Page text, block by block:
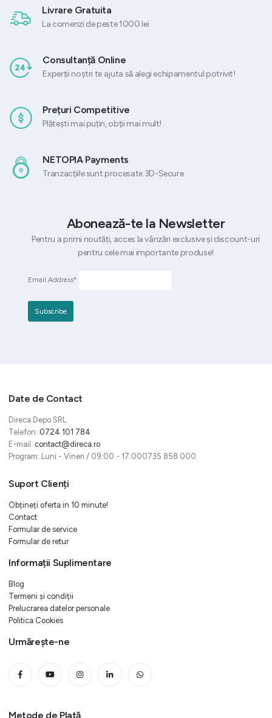
Livrare Gratuita
La comenzi de peste 1000 lei
Consultanță Online
Experții noștri te ajuta să alegi echipamentul potrivit!
Prețuri Competitive
Plătești mai puțin, obții mai mult!
NETOPIA Payments
Tranzacțiile sunt procesate 3D-Secure
Abonează-te la Newsletter
Pentru a primi noutăți, acces la vânzări exclusive și discount-uri
pentru cele mai importante produse!
Email Address*
Date de Contact
Direca Depo SRL
Telefon: 0724 101 784
E-mail: contact@direca.ro
Program: Luni - Vineri / 09:00 - 17:000735 858 000
Suport Clienți
Obțineți oferta in 10 minute!
Contact
Formular de service
Formular de retur
Informații Suplimentare
Blog
Termeni și condiții
Prelucrarea datelor personale
Politica Cookies
Urmărește-ne
Metode de Plată